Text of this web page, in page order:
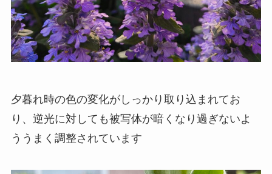
夕暮れ時の色の変化がしっかり取り込まれてお
り、逆光に対しても被写体が暗くなり過ぎないよ
ううまく調整されています